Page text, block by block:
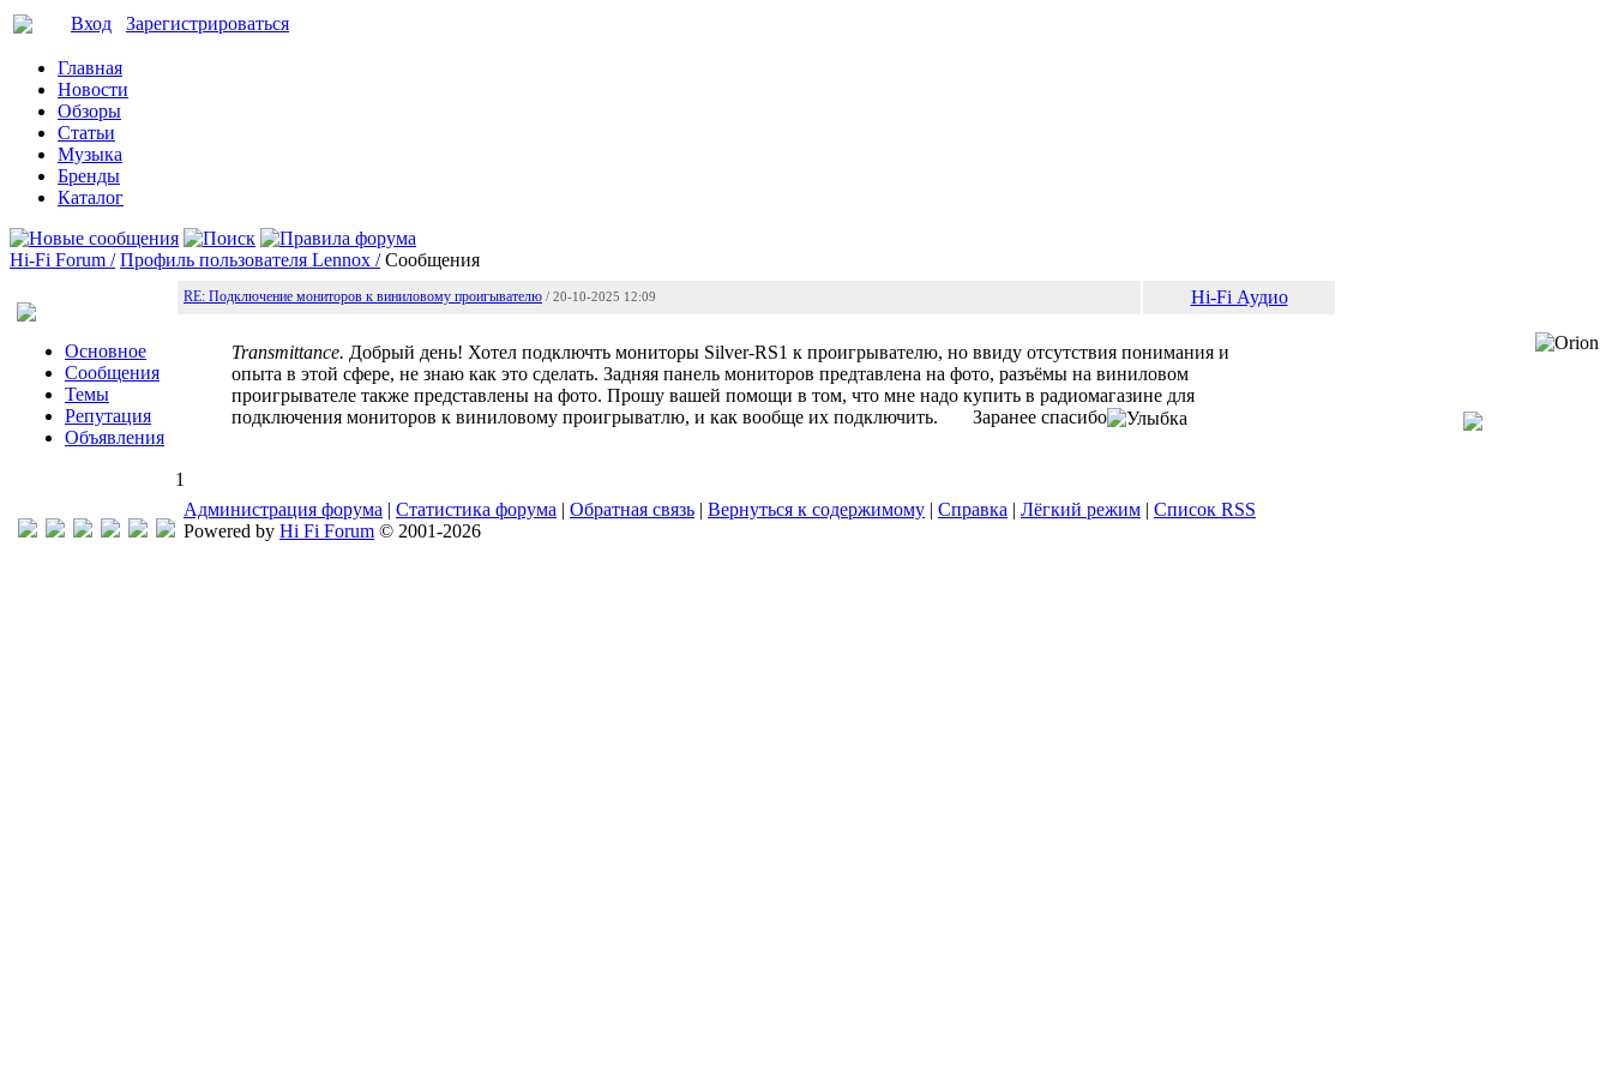
Вход Зарегистрироваться
Главная
Новости
Обзоры
Статьи
Музыка
Бренды
Каталог
Hi-Fi Forum / Профиль пользователя Lennox / Сообщения
Основное
Сообщения
Темы
Репутация
Объявления
RE: Подключение мониторов к виниловому проигывателю / 20-10-2025 12:09 Hi-Fi Аудио
Transmittance. Добрый день! Хотел подключть мониторы Silver-RS1 к проигрывателю, но ввиду отсутствия понимания и
опыта в этой сфере, не знаю как это сделать. Задняя панель мониторов предтавлена на фото, разъёмы на виниловом
проигрывателе также представлены на фото. Прошу вашей помощи в том, что мне надо купить в радиомагазине для
подключения мониторов к виниловому проигрыватлю, и как вообще их подключить.
Заранее спасибо
1
Администрация форума | Статистика форума | Обратная связь | Вернуться к содержимому | Справка | Лёгкий режим | Список RSS
Powered by Hi Fi Forum © 2001-2026